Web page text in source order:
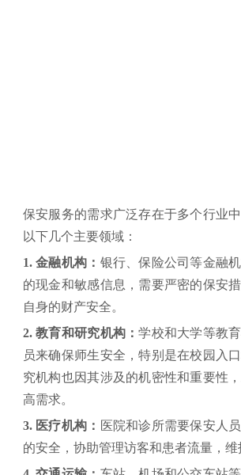
保安服务的需求广泛存在于多个行业
以下几个主要领域：
1.金融机构： 银行、保险公司等金融
的现金和敏感信息，需要严密的保安
自身的财产安全。
2.教育和研究机构：学校和大学等教
员来确保师生安全，特别是在校园入
究机构也因其涉及的机密性和重要性
高需求。
3. 医疗机构： 医院和诊所需要保安人
的安全，协助管理访客和患者流量，维